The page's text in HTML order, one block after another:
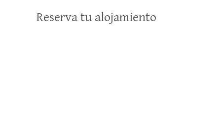
Reserva tu alojamiento